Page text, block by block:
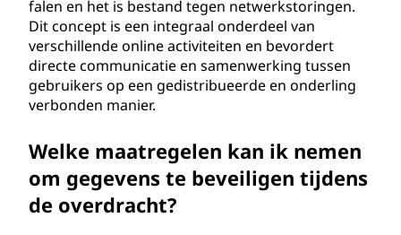
falen en het is bestand tegen netwerkstoringen.
Dit concept is een integraal onderdeel van
verschillende online activiteiten en bevordert
directe communicatie en samenwerking tussen
gebruikers op een gedistribueerde en onderling
verbonden manier.
Welke maatregelen kan ik nemen
om gegevens te beveiligen tijdens
de overdracht?